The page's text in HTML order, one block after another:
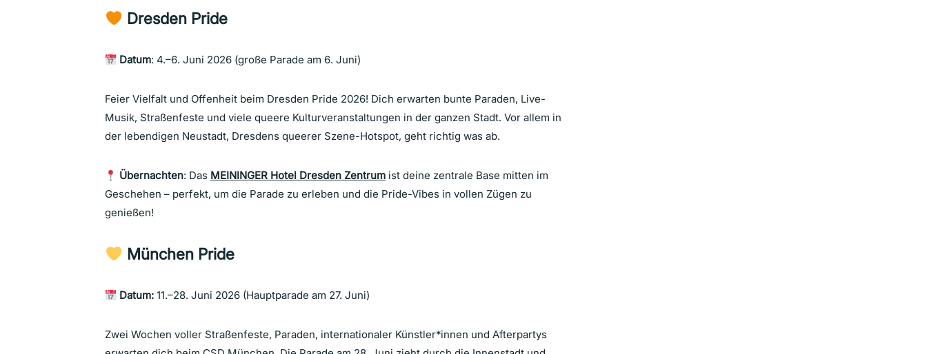
Dresden Pride
Datum: 4.–6. Juni 2026 (große Parade am 6. Juni)
Feier Vielfalt und Offenheit beim Dresden Pride 2026! Dich erwarten bunte Paraden, Live-
Musik, Straßenfeste und viele queere Kulturveranstaltungen in der ganzen Stadt. Vor allem in
der lebendigen Neustadt, Dresdens queerer Szene-Hotspot, geht richtig was ab.
Übernachten: Das MEININGER Hotel Dresden Zentrum ist deine zentrale Base mitten im
Geschehen – perfekt, um die Parade zu erleben und die Pride-Vibes in vollen Zügen zu
genießen!
München Pride
Datum: 11.–28. Juni 2026 (Hauptparade am 27. Juni)
Zwei Wochen voller Straßenfeste, Paraden, internationaler Künstler*innen und Afterpartys